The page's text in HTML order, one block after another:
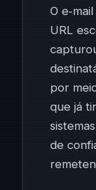
O
URL
por
que já
de